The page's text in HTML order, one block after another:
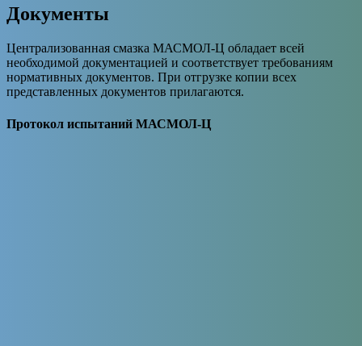
Документы
Централизованная смазка МАСМОЛ-Ц обладает всей
необходимой документацией и соответствует требованиям
нормативных документов. При отгрузке копии всех
представленных документов прилагаются.
Протокол испытаний МАСМОЛ-Ц